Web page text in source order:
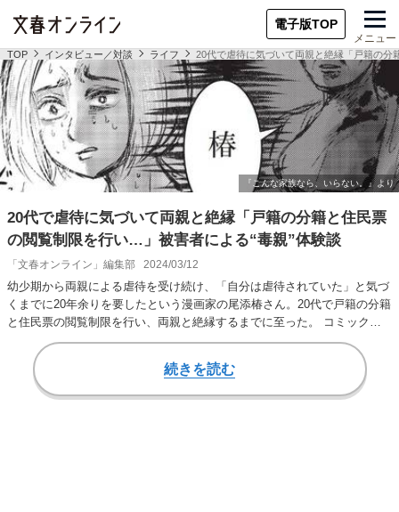
電子版TOP
メニュー
TOP インタビュー／対談 ライフ 20代で虐待に気づいて両親と絶縁「戸籍の
20代で虐待に気づいて両親と絶縁「戸籍の分籍と住民票
の閲覧制限を行い…」被害者による“毒親”体験談
「文春オンライン」編集部 2024/03/12
幼少期から両親による虐待を受け続け、「自分は虐待されていた」と気づ
くまでに20年余りを要したという漫画家の尾添椿さん。20代で戸籍の分籍
と住民票の閲覧制限を行い、両親と絶縁するまでに至った。 コミック
『こんな家族な…
続きを読む